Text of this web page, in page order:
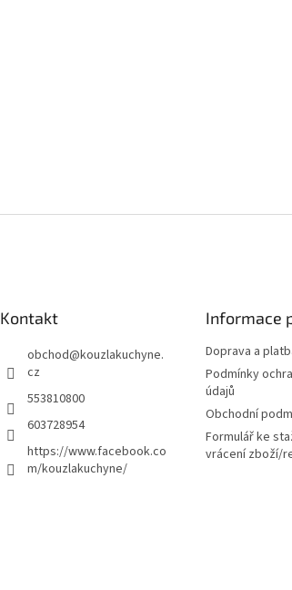
Kontakt
obchod@kouzlakuchyne.
cz
553810800
603728954
https://www.facebook.co
m/kouzlakuchyne/
Informace
Doprava a
Podmínky
údajů
Obchodní
Formulář ke
vrácení zboží/